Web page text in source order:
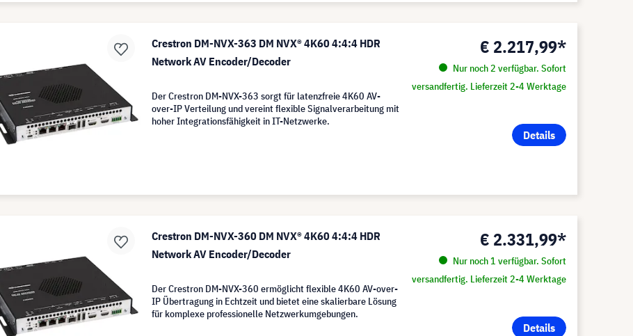
Crestron DM-NVX-363 DM NVX® 4K60 4:4:4 HDR
Network AV Encoder/Decoder
€ 2.217,99*
Nur noch 2 verfügbar. Sofort
versandfertig. Lieferzeit 2-4 Werktage
Details
Der Crestron DM-NVX-363 sorgt für latenzfreie 4K60 AV-
over-IP Verteilung und vereint flexible Signalverarbeitung mit
hoher Integrationsfähigkeit in IT-Netzwerke.
Crestron DM-NVX-360 DM NVX® 4K60 4:4:4 HDR
Network AV Encoder/Decoder
€ 2.331,99*
Nur noch 1 verfügbar. Sofort
versandfertig. Lieferzeit 2-4 Werktage
Details
Der Crestron DM-NVX-360 ermöglicht flexible 4K60 AV-over-
IP Übertragung in Echtzeit und bietet eine skalierbare Lösung
für komplexe professionelle Netzwerkumgebungen.